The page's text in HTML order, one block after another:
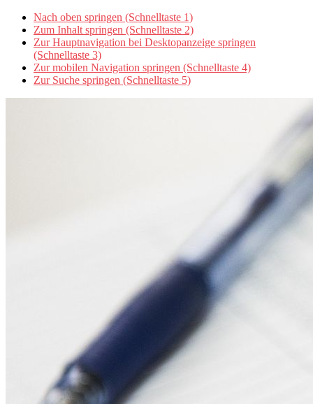
Nach oben springen (Schnelltaste 1)
Zum Inhalt springen (Schnelltaste 2)
Zur Hauptnavigation bei Desktopanzeige springen
(Schnelltaste 3)
Zur mobilen Navigation springen (Schnelltaste 4)
Zur Suche springen (Schnelltaste 5)